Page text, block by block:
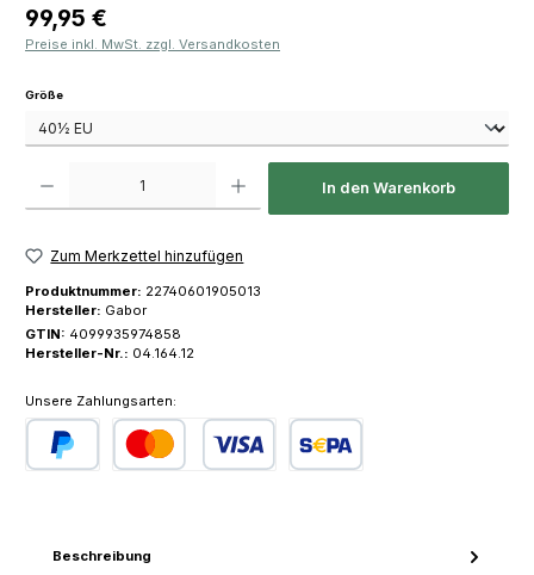
Regulärer Preis:
99,95 €
Preise inkl. MwSt. zzgl. Versandkosten
Größeauswählen
In den Warenkorb
Zum Merkzettel hinzufügen
Produktnummer: 22740601905013
Hersteller: Gabor
GTIN: 4099935974858
Hersteller-Nr.: 04.164.12
Unsere Zahlungsarten:
Beschreibung